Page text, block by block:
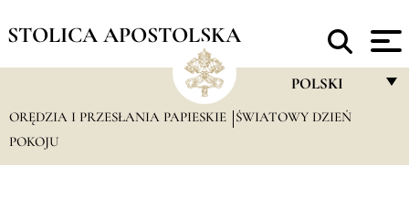
STOLICA APOSTOLSKA
POLSKI
FRANÇAIS
ORĘDZIA I PRZESŁANIA PAPIESKIE
ŚWIATOWY DZIEŃ
POKOJU